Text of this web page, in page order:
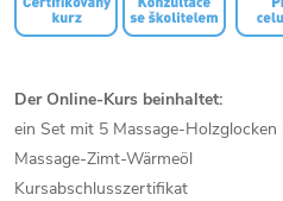
Der Online-Kurs beinhaltet:
ein Set mit 5 Massage-Holzglocken
Massage-Zimt-Wärmeöl
Kursabschlusszertifikat